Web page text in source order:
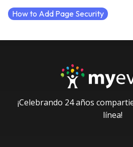
How to Add Page Security
¡Celebrando 24 años
línea!